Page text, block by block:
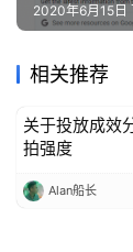
2020年6月15日
相关推荐
出海头条
关于投放成效
拍强度
Alan船长